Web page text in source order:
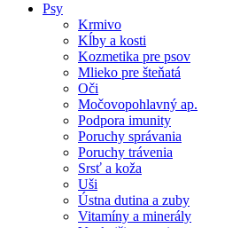
Psy
Krmivo
Kĺby a kosti
Kozmetika pre psov
Mlieko pre šteňatá
Oči
Močovopohlavný ap.
Podpora imunity
Poruchy správania
Poruchy trávenia
Srsť a koža
Uši
Ústna dutina a zuby
Vitamíny a minerály